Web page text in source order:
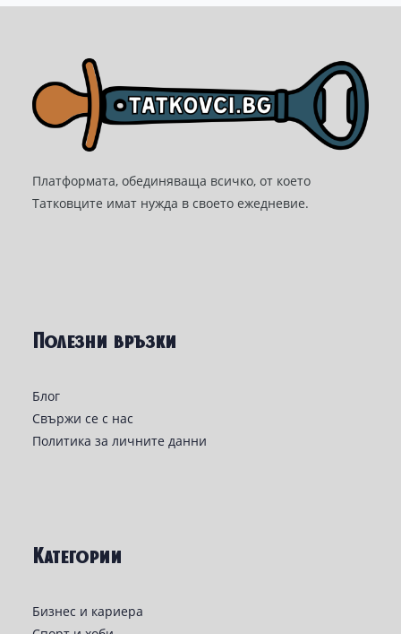
Платформата, обединяваща всичко, от което
Татковците имат нужда в своето ежедневие.
Полезни връзки
Блог
Свържи се с нас
Политика за личните данни
Категории
Бизнес и кариера